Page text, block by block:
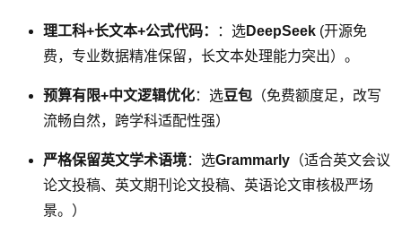
理工科+长文本+公式代码： ：选DeepSeek (开源免
费，专业数据精准保留，长文本处理能力突出）。
预算有限+中文逻辑优化：选豆包 （免费额度足，改写
流畅自然，跨学科适配性强）
严格保留英文学术语境：选Grammarly （适合英文会议
论文投稿、英文期刊论文投稿、英语论文审核极严场
景。）